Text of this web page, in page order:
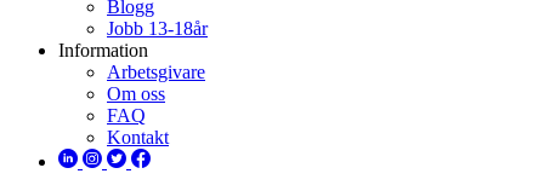
Blogg
Jobb 13-18år
Information
Arbetsgivare
Om oss
FAQ
Kontakt